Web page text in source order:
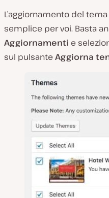
L’aggiornamento del
semplice per voi. Basta
Aggiornamenti e
sul pulsante Aggiorna